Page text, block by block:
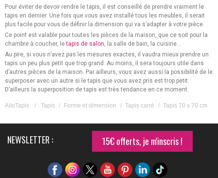
Pour éviter de devoir rendre le tapis, il est conseillé de prendre vraiment le
tapis en dernier. Une fois que vous avez installé tous les meubles, il serait
plus facile pour vous de définir la dimension qui va s’adapter à votre pièce.
Ce point est valable pour toutes les pièces de la maison, que ce soit pour la
chambre à coucher, letapis de salon , la salle de bain, la cuisine…
Au pire, si vous n’avez pas les mesures exactes, il vaudra mieux prendre un
tapis un peu plus petit que trop grand. Au moins, il sera toujours utile dans
d’autres pièces de la maison. Par ailleurs, vous avez aussi la possibilité de le
superposer avec un autre si le tapis que vous avez pris est trop petit.
D’ailleurs la superposition de tapis est très tendance en ce moment.
AlloTapis / Tapis / Forme et dimension / Tapis carré / Tapis 70 x 70 cm
NEWSLETTER : 15€ offerts, je m'inscris !